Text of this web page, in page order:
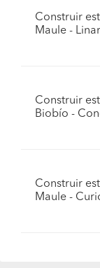
Construir
Maule -
Construir
Biobío -
Construir
Maule -